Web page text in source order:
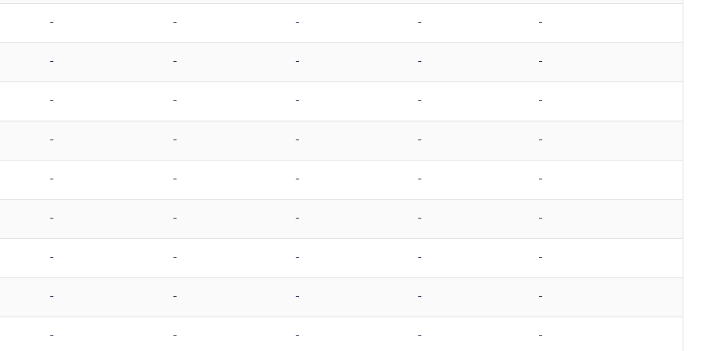
- - - - -
- - - - -
- - - - -
- - - - -
- - - - -
- - - - -
- - - - -
- - - - -
- - - - -